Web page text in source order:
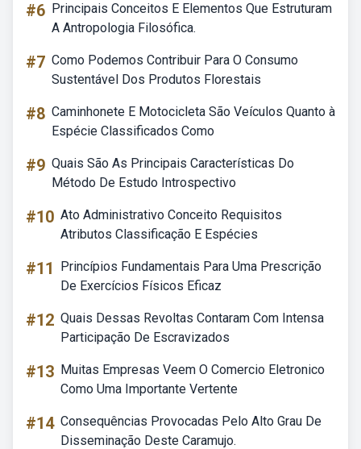
#6 Principais Conceitos E Elementos Que Estruturam
A Antropologia Filosófica.
#7 Como Podemos Contribuir Para O Consumo
Sustentável Dos Produtos Florestais
#8 Caminhonete E Motocicleta São Veículos Quanto à
Espécie Classificados Como
#9 Quais São As Principais Características Do
Método De Estudo Introspectivo
#10 Ato Administrativo Conceito Requisitos
Atributos Classificação E Espécies
#11
Princípios Fundamentais Para Uma Prescrição
De Exercícios Físicos Eficaz
#12 Quais Dessas Revoltas Contaram Com Intensa
Participação De Escravizados
#13 Muitas Empresas Veem O Comercio Eletronico
Como Uma Importante Vertente
#14 Consequências Provocadas Pelo Alto Grau De
Disseminação Deste Caramujo.